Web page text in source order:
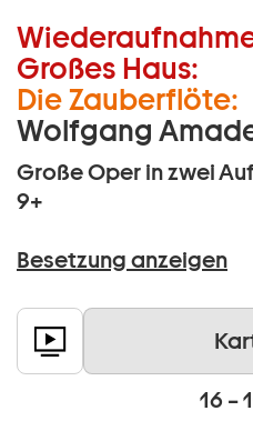
Großes Haus:
Die Zauberflöte:
Wolfgang
Große Oper in zwei
9+
Besetzung anzeigen
16 –